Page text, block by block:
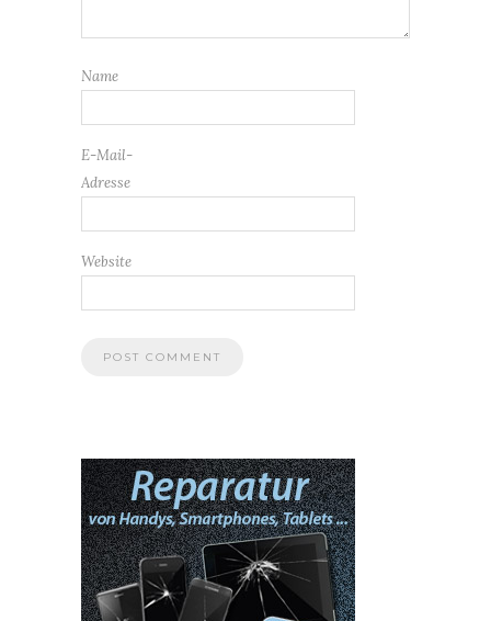
Name
E-Mail-
Adresse
Website